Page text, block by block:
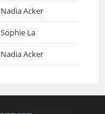
Acker
La
Acker